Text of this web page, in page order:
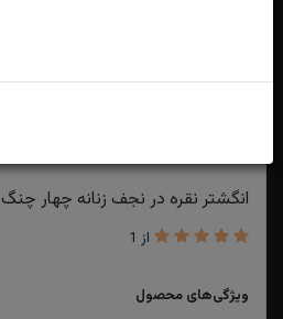
انگشتر نقره در نجف زنانه چهار چنگ
از 1
ویژگی‌های محصول